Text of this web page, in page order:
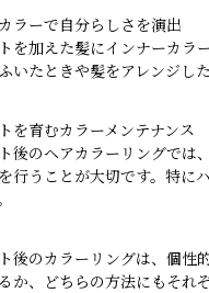
ラーで自分らしさを演出
を加えた髪にインナーカラ
いたときや髪をアレンジし
を育むカラーメンテナンス
後のヘアカラーリングでは
行うことが大切です。特に
後のカラーリングは、個性
か、どちらの方法にもそれ